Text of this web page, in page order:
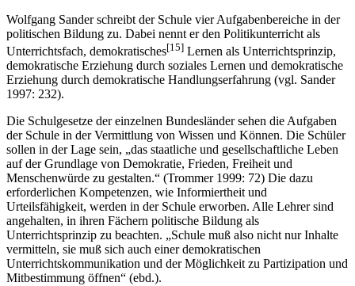
Wolfgang Sander schreibt der Schule vier Aufgabenbereiche in der
politischen Bildung zu. Dabei nennt er den Politikunterricht als
Unterrichtsfach, demokratisches[15] Lernen als Unterrichtsprinzip,
demokratische Erziehung durch soziales Lernen und demokratische
Erziehung durch demokratische Handlungserfahrung (vgl. Sander
1997: 232).
Die Schulgesetze der einzelnen Bundesländer sehen die Aufgaben
der Schule in der Vermittlung von Wissen und Können. Die Schüler
sollen in der Lage sein, „das staatliche und gesellschaftliche Leben
auf der Grundlage von Demokratie, Frieden, Freiheit und
Menschenwürde zu gestalten.“ (Trommer 1999: 72) Die dazu
erforderlichen Kompetenzen, wie Informiertheit und
Urteilsfähigkeit, werden in der Schule erworben. Alle Lehrer sind
angehalten, in ihren Fächern politische Bildung als
Unterrichtsprinzip zu beachten. „Schule muß also nicht nur Inhalte
vermitteln, sie muß sich auch einer demokratischen
Unterrichtskommunikation und der Möglichkeit zu Partizipation und
Mitbestimmung öffnen“ (ebd.).